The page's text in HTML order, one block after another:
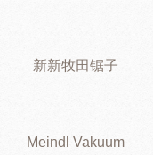
新新牧田锯子
Meindl Vakuum